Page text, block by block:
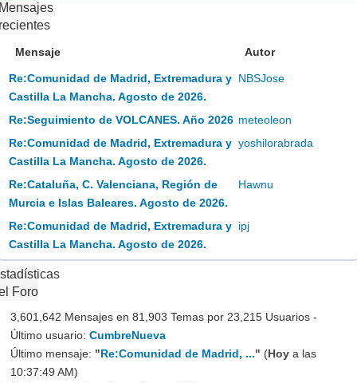
Mensaje Autor
Re:Comunidad de Madrid, Extremadura y
Castilla La Mancha. Agosto de 2026.
NBSJose
Re:Seguimiento de VOLCANES. Año 2026 meteoleon
Re:Comunidad de Madrid, Extremadura y
Castilla La Mancha. Agosto de 2026.
yoshilorabrada
Re:Cataluña, C. Valenciana, Región de
Murcia e Islas Baleares. Agosto de 2026.
Hawnu
Re:Comunidad de Madrid, Extremadura y
Castilla La Mancha. Agosto de 2026.
ipj
Foro
3,601,642 Mensajes en 81,903 Temas por 23,215 Usuarios -
Último usuario: CumbreNueva
Último mensaje: "Re:Comunidad de Madrid, ..." (Hoy a las
10:37:49 AM)